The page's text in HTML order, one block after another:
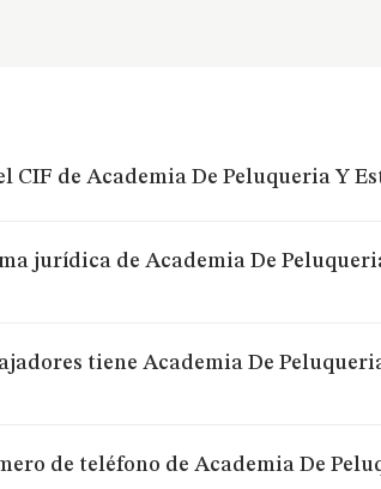
CIF de Academia De Peluqueria Y
jurídica de Academia De
tiene Academia De
de teléfono de Academia De